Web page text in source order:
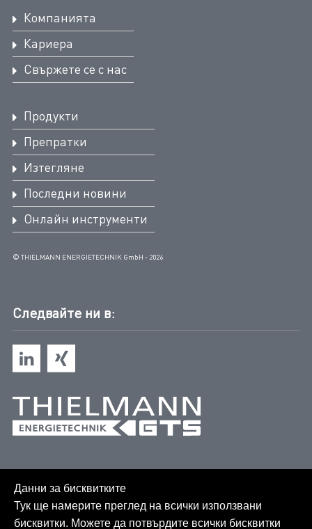
Компанията
Кариера
Свържете се с нас
Продукти
Препратки
Изтегляне
Последни новини
Онлайн инструменти
© THIELMANN ENERGIETECHNIK GmbH - 2026
Следвайте ни в:
Данни за бисквитките
Тук ще намерите преглед на всички използвани
бисквитки. Можете да потвърдите всички бисквитки